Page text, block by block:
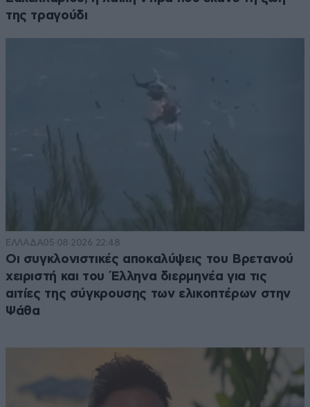
της τραγούδι
ΕΛΛΑΔΑ05·08·2026 22:48
Οι συγκλονιστικές αποκαλύψεις του Βρετανού
χειριστή και του Έλληνα διερμηνέα για τις
αιτίες της σύγκρουσης των ελικοπτέρων στην
Ψάθα